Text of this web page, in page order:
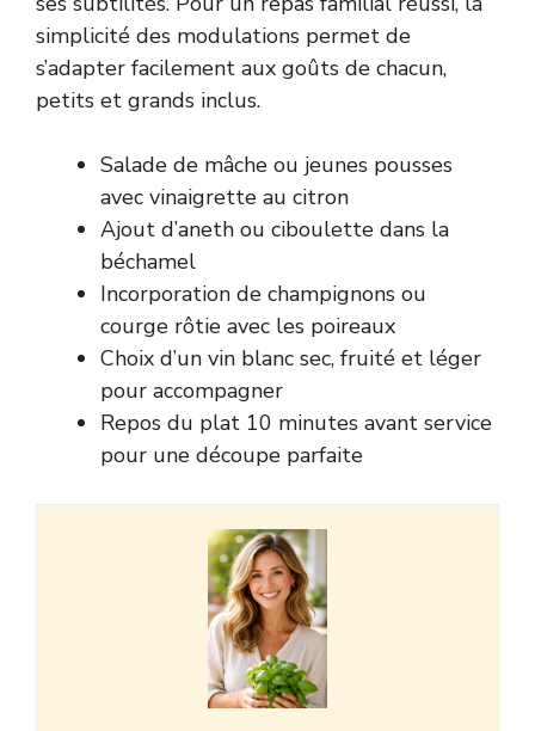
simplicité des modulations permet de
s’adapter facilement aux goûts de chacun,
petits et grands inclus.
Salade de mâche ou jeunes pousses
avec vinaigrette au citron
Ajout d’aneth ou ciboulette dans la
béchamel
Incorporation de champignons ou
courge rôtie avec les poireaux
Choix d’un vin blanc sec, fruité et léger
pour accompagner
Repos du plat 10 minutes avant service
pour une découpe parfaite